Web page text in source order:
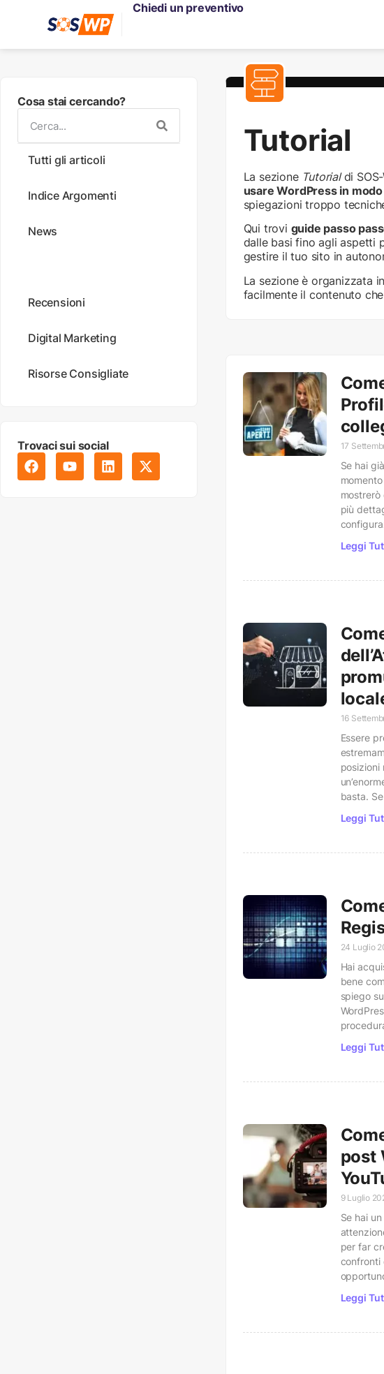
Chiedi un preventivo
Cosa stai cercando?
Tutti gli articoli
Indice Argomenti
News
Recensioni
Digital Marketing
Risorse Consigliate
Trovaci sui social
Tutorial
La sezione Tutorialdi
usare WordPress in
spiegazioni troppo
Qui trovi guide passo
dalle basi fino agli aspetti
gestire il tuo sito in
La sezione è organizzata
facilmente il contenuto
17
Se hai
più
Leggi
16
Essere
posizioni
basta.
Leggi
24 Luglio
Hai
bene
spiego
Leggi
post
9 Luglio
Se hai
per far
confronti
Leggi